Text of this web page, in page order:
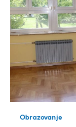
Obrazovanje